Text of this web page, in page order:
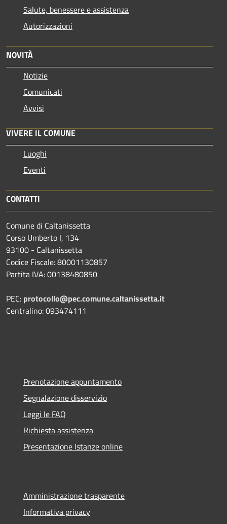
Salute, benessere e assistenza
Autorizzazioni
NOVITÀ
Notizie
Comunicati
Avvisi
VIVERE IL COMUNE
Luoghi
Eventi
CONTATTI
Comune di Caltanissetta
Corso Umberto I, 134
93100 - Caltanissetta
Codice Fiscale: 80001130857
Partita IVA: 00138480850
PEC: protocollo@pec.comune.caltanissetta.it
Centralino: 093474111
Prenotazione appuntamento
Segnalazione disservizio
Leggi le FAQ
Richiesta assistenza
Presentazione Istanze online
Amministrazione trasparente
Informativa privacy